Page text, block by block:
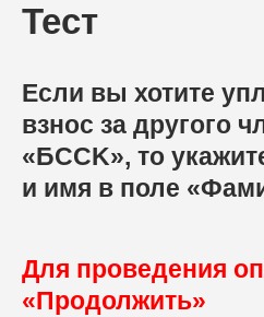
Тест
Если вы хотите
взнос за другого
«БССK», то
и имя в поле
Для проведения
«Продолжить»